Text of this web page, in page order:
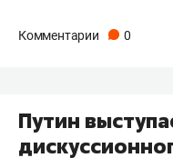
Комментарии 0
Путин